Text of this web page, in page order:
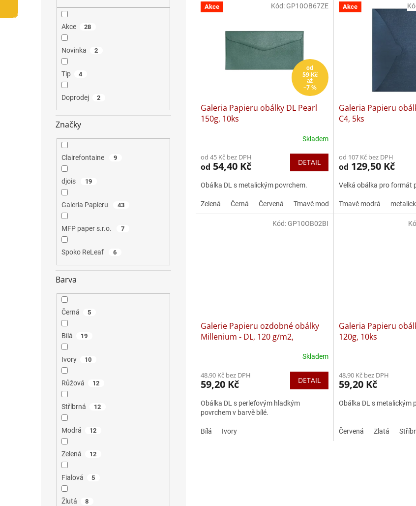
Akce 28
Novinka 2
Tip 4
Doprodej 2
Značky
Clairefontaine 9
djois 19
Galeria Papieru 43
MFP paper s.r.o. 7
Spoko ReLeaf 6
Barva
Černá 5
Bílá 19
Ivory 10
Růžová 12
Stříbrná 12
Modrá 12
Zelená 12
Fialová 5
Žlutá 8
Akce
od
59 Kč
až
–7 %
Galeria Papieru obálky DL Pearl
150g, 10ks
produktu
je
z
hvězdiček.
Skladem
od 45 Kč bez DPH
od 54,40 Kč DETAIL
Obálka DL s metalickým povrchem.
Zelená Černá Červená Tmavě modrá Hnědá Krémová
Kód: GP10OB67ZE Akce
Galeria Papieru
C4, 5ks
od 107 Kč bez DPH
od 129,50 Kč
Velká obálka pro formát
Tmavě modrá
Galerie Papieru ozdobné obálky
Millenium - DL, 120 g/m2,
produktu
je
z
5
Skladem
48,90 Kč bez DPH
59,20 Kč DETAIL
Obálka DL s perleťovým hladkým
povrchem v barvě bílé.
Bílá Ivory
Kód: GP10OB02BI
Galeria Papieru
120g, 10ks
produktu
je
z
48,90 Kč bez DPH
59,20 Kč
Obálka DL s metalickým
Červená Zlatá